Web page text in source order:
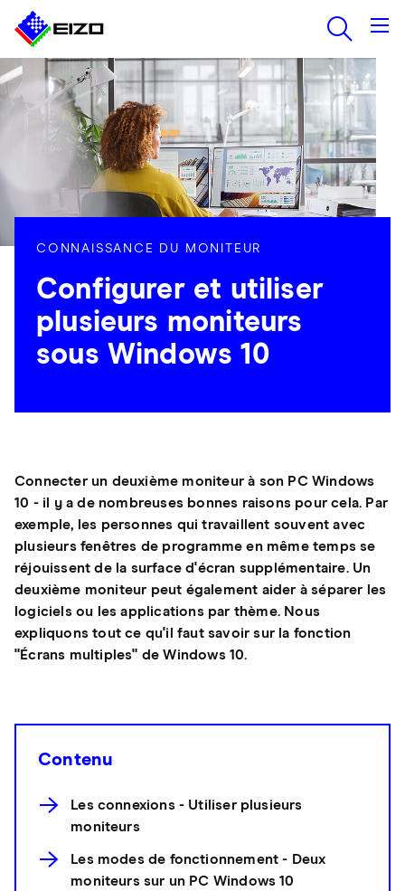
CONNAISSANCE DU MONITEUR
Configurer et utiliser
plusieurs moniteurs
sous Windows 10
Connecter un deuxième moniteur à son PC Windows
10 - il y a de nombreuses bonnes raisons pour cela. Par
exemple, les personnes qui travaillent souvent avec
plusieurs fenêtres de programme en même temps se
réjouissent de la surface d'écran supplémentaire. Un
deuxième moniteur peut également aider à séparer les
logiciels ou les applications par thème. Nous
expliquons tout ce qu'il faut savoir sur la fonction
"Écrans multiples" de Windows 10.
Contenu
Les connexions - Utiliser plusieurs
moniteurs
Les modes de fonctionnement - Deux
moniteurs sur un PC Windows 10